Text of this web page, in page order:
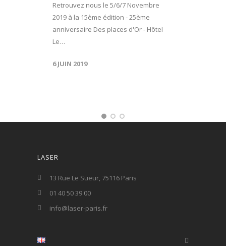
Retrouvez nous le 5/6/7 Novembre
2019 à la 15ème édition - 25ème
anniversaire Des places d'Or - Hôtel
Le…
6 JUIN 2019
LASER
13 Rue Le Sueur, 75116 Paris
01 40 50 39 00
info@laser-paris.fr